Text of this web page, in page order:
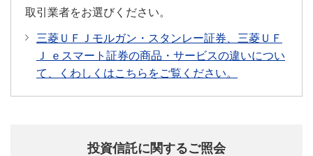
取引業者をお選びください。
三菱ＵＦＪモルガン・スタンレー証券、三菱ＵＦ
Ｊ ｅスマート証券の商品・サービスの違いについ
て、くわしくはこちらをご覧ください。
投資信託に関するご照会